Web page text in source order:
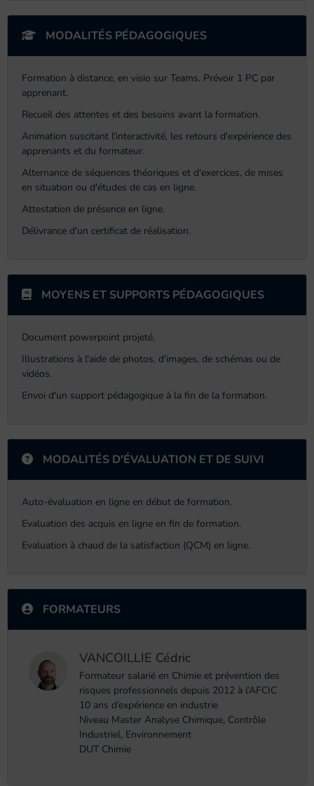
MODALITÉS PÉDAGOGIQUES
Formation à distance, en visio sur Teams. Prévoir 1 PC par
apprenant.
Recueil des attentes et des besoins avant la formation.
Animation suscitant l'interactivité, les retours d'expérience des
apprenants et du formateur.
Alternance de séquences théoriques et d'exercices, de mises
en situation ou d'études de cas en ligne.
Attestation de présence en ligne.
Délivrance d'un certificat de réalisation.
MOYENS ET SUPPORTS PÉDAGOGIQUES
Document powerpoint projeté.
Illustrations à l'aide de photos, d'images, de schémas ou de
vidéos.
Envoi d'un support pédagogique à la fin de la formation.
MODALITÉS D'ÉVALUATION ET DE SUIVI
Auto-évaluation en ligne en début de formation.
Evaluation des acquis en ligne en fin de formation.
Evaluation à chaud de la satisfaction (QCM) en ligne.
FORMATEURS
VANCOILLIE Cédric
Formateur salarié en Chimie et prévention des
risques professionnels depuis 2012 à l’AFCIC
10 ans d’expérience en industrie
Niveau Master Analyse Chimique, Contrôle
Industriel, Environnement
DUT Chimie